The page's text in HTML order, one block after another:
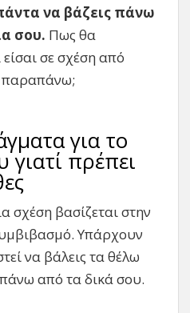
να βάζεις πάνω
σου. Πως θα
σε σχέση από
παραπάνω;
για το
πρέπει
σχέση βασίζεται στην
Υπάρχουν
να βάλεις τα θέλω
από τα δικά σου.